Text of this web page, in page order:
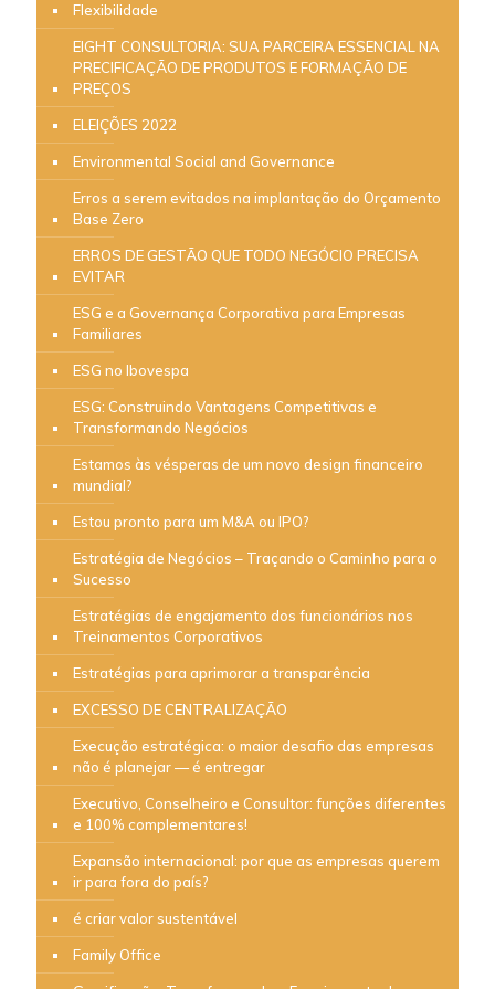
Flexibilidade
EIGHT CONSULTORIA: SUA PARCEIRA ESSENCIAL NA
PRECIFICAÇÃO DE PRODUTOS E FORMAÇÃO DE
PREÇOS
ELEIÇÕES 2022
Environmental Social and Governance
Erros a serem evitados na implantação do Orçamento
Base Zero
ERROS DE GESTÃO QUE TODO NEGÓCIO PRECISA
EVITAR
ESG e a Governança Corporativa para Empresas
Familiares
ESG no Ibovespa
ESG: Construindo Vantagens Competitivas e
Transformando Negócios
Estamos às vésperas de um novo design financeiro
mundial?
Estou pronto para um M&A ou IPO?
Estratégia de Negócios – Traçando o Caminho para o
Sucesso
Estratégias de engajamento dos funcionários nos
Treinamentos Corporativos
Estratégias para aprimorar a transparência
EXCESSO DE CENTRALIZAÇÃO
Execução estratégica: o maior desafio das empresas
não é planejar — é entregar
Executivo, Conselheiro e Consultor: funções diferentes
e 100% complementares!
Expansão internacional: por que as empresas querem
ir para fora do país?
é criar valor sustentável
Family Office